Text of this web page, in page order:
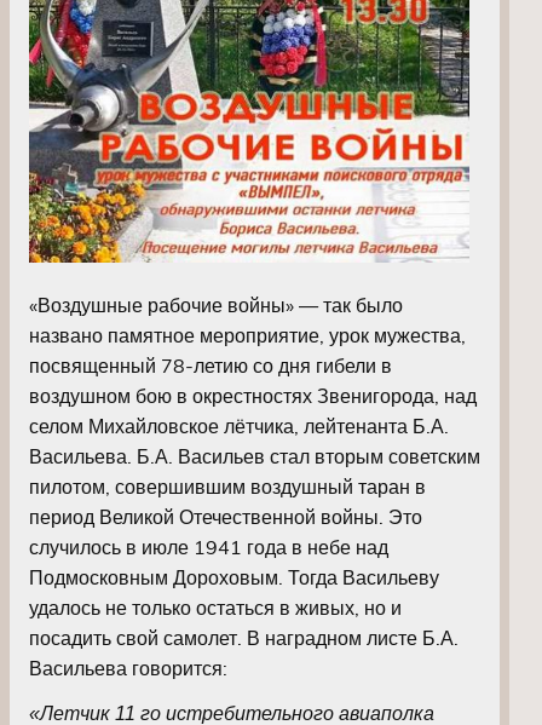
«Воздушные рабочие войны» — так было
названо памятное мероприятие, урок мужества,
посвященный 78-летию со дня гибели в
воздушном бою в окрестностях Звенигорода, над
селом Михайловское лётчика, лейтенанта Б.А.
Васильева. Б.А. Васильев стал вторым советским
пилотом, совершившим воздушный таран в
период Великой Отечественной войны. Это
случилось в июле 1941 года в небе над
Подмосковным Дороховым. Тогда Васильеву
удалось не только остаться в живых, но и
посадить свой самолет. В наградном листе Б.А.
Васильева говорится:
«Летчик 11 го истребительного авиаполка